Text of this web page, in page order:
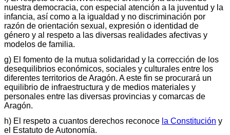
nuestra democracia, con especial atención a la juventud y la
infancia, así como a la igualdad y no discriminación por
razón de orientación sexual, expresión o identidad de
género y al respeto a las diversas realidades afectivas y
modelos de familia.
g) El fomento de la mutua solidaridad y la corrección de los
desequilibrios económicos, sociales y culturales entre los
diferentes territorios de Aragón. A este fin se procurará un
equilibrio de infraestructura y de medios materiales y
personales entre las diversas provincias y comarcas de
Aragón.
h) El respeto a cuantos derechos reconoce la Constitución y
el Estatuto de Autonomía.